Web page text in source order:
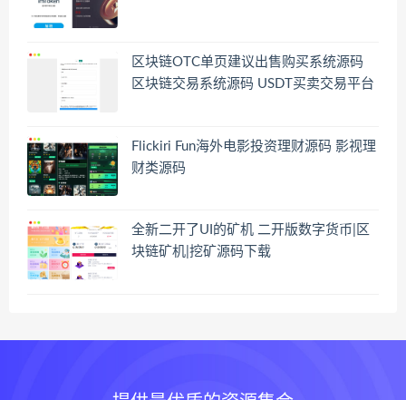
区块链OTC单页建议出售购买系统源码
区块链交易系统源码 USDT买卖交易平台
Flickiri Fun海外电影投资理财源码 影视理
财类源码
全新二开了UI的矿机 二开版数字货币|区
块链矿机|挖矿源码下载